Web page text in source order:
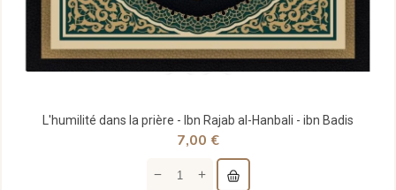
L'humilité dans la prière - Ibn Rajab al-Hanbali - ibn Badis
7,00 €